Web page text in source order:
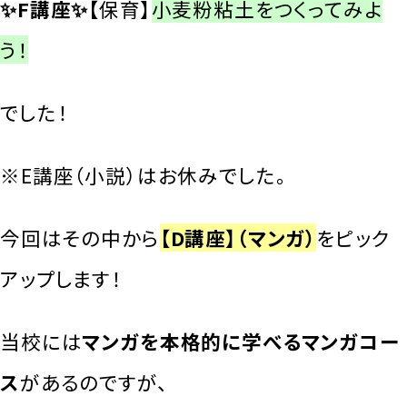
✨F講座✨【保育】小麦粉粘土をつくってみよ
う！
でした！
※E講座（小説）はお休みでした。
今回はその中から 【D講座】（マンガ） をピック
アップします！
当校にはマンガを本格的に学べるマンガコー
スがあるのですが、